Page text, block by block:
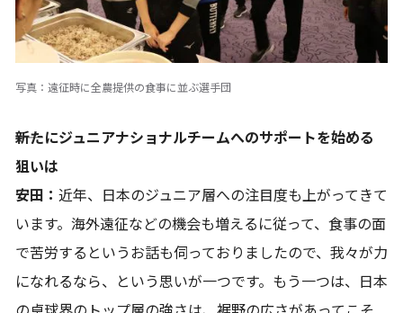
写真：遠征時に全農提供の食事に並ぶ選手団
――新たにジュニアナショナルチームへのサポートを始める
狙いは
安田： 近年、日本のジュニア層への注目度も上がってきて
います。海外遠征などの機会も増えるに従って、食事の面
で苦労するというお話も伺っておりましたので、我々が力
になれるなら、という思いが一つです。もう一つは、日本